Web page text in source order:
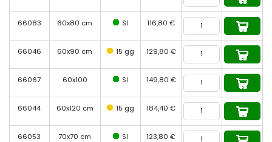
66083 60x80 cm SI 116,80 €
66046 60x90 cm 15 gg 129,80 €
66067 60x100 SI 149,80 €
66044 60x120 cm 15 gg 184,40 €
66053 70x70 cm SI 123,80 €